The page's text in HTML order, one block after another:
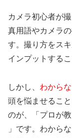
カメラ初心者が
真用語やカメラ
す。撮り方をス
インプットする
しかし、 わから
頭を悩ませるこ
のが、「プロが
」です。わから